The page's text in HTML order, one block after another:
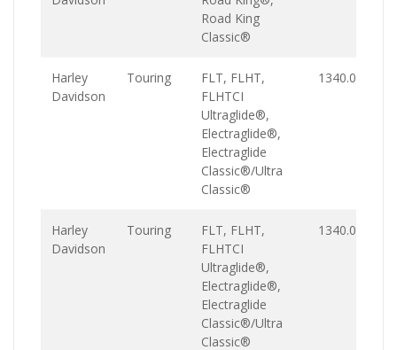
Road King
Classic®
Harley
Davidson
Touring
FLT, FLHT,
FLHTCI
Ultraglide®,
Electraglide®,
Electraglide
Classic®/Ultra
Classic®
1340.0
Harley
Davidson
Touring
FLT, FLHT,
FLHTCI
Ultraglide®,
Electraglide®,
Electraglide
Classic®/Ultra
Classic®
1340.0